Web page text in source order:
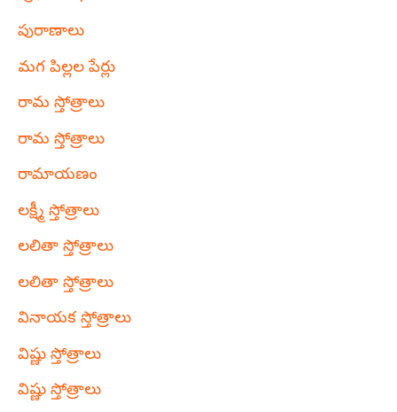
పురాణాలు
మగ పిల్లల పేర్లు
రామ స్తోత్రాలు
రామ స్తోత్రాలు
రామాయణం
లక్ష్మీ స్తోత్రాలు
లలితా స్తోత్రాలు
లలితా స్తోత్రాలు
వినాయక స్తోత్రాలు
విష్ణు స్తోత్రాలు
విష్ణు స్తోత్రాలు